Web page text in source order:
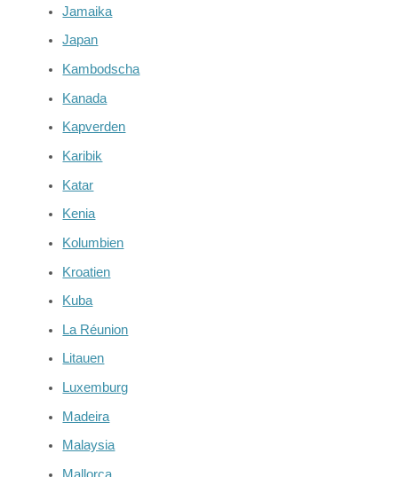
Jamaika
Japan
Kambodscha
Kanada
Kapverden
Karibik
Katar
Kenia
Kolumbien
Kroatien
Kuba
La Réunion
Litauen
Luxemburg
Madeira
Malaysia